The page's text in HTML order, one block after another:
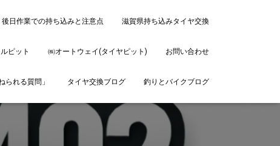
後日作業での持ち込みと注意点 滋賀県持ち込みタイヤ交換
ピット ㈱オートウェイ(タイヤピット) お問い合わせ
られる質問」 タイヤ交換ブログ 釣りとバイクブログ